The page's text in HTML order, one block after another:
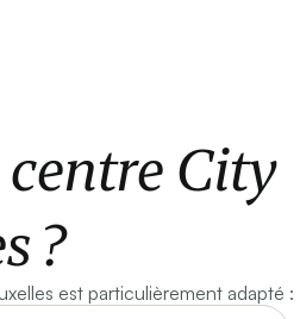
centre City
?
est particulièrement adapté :